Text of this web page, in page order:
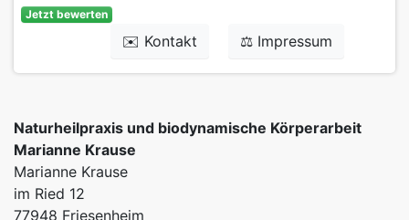
Jetzt bewerten
✉️ Kontakt ⚖️ Impressum
Naturheilpraxis und biodynamische Körperarbeit
Marianne Krause
Marianne Krause
im Ried 12
77948 Friesenheim